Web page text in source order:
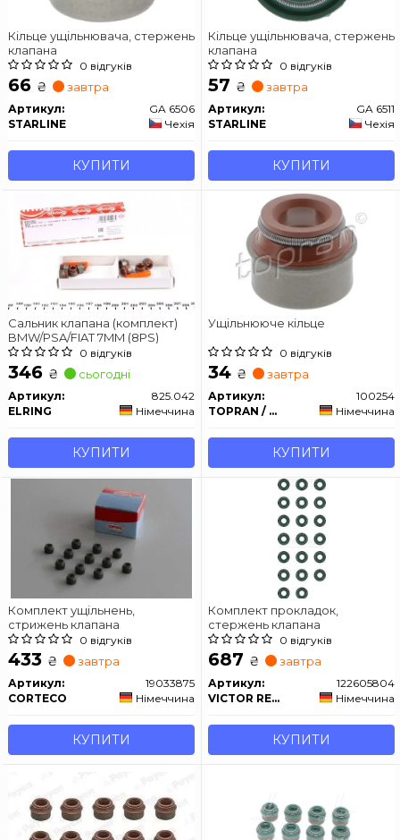
Кільце ущільнювача, стержень
клапана
0 відгуків
66 ₴ завтра
Артикул:
GA 6506
STARLINE
Чехія
КУПИТИ
Кільце ущільнювача, стержень
клапана
0 відгуків
57 ₴ завтра
Артикул:
GA 6511
STARLINE
Чехія
КУПИТИ
Сальник клапана (комплект)
BMW/PSA/FIAT 7MM (8PS)
0 відгуків
346 ₴ сьогодні
Артикул:
825.042
ELRING
Німеччина
КУПИТИ
Ущільнююче кільце
0 відгуків
34 ₴ завтра
Артикул:
100254
TOPRAN / HANS PRIES
Німеччина
КУПИТИ
Комплект ущільнень,
стрижень клапана
0 відгуків
433 ₴ завтра
Артикул:
19033875
CORTECO
Німеччина
КУПИТИ
Комплект прокладок,
стержень клапана
0 відгуків
687 ₴ завтра
Артикул:
122605804
VICTOR REINZ
Німеччина
КУПИТИ